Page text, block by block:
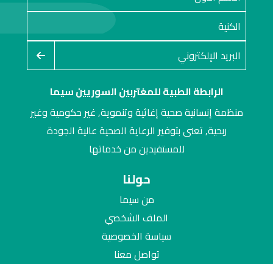
الرابطة الطبية للمغتربين السوريين سيما
منظمة إنسانية صحية إغاثية وتنموية, غير حكومية وغير
ربحية, تعنى بتوفير الرعاية الصحية عالية الجودة
للمستفيدين من خدماتها
حولنا
من سيما
الملف الشخصي
سياسة الخصوصية
تواصل معنا